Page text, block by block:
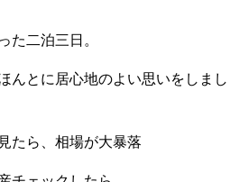
た二泊三日。
んとに居心地のよい思いをしまし
たら、相場が大暴落